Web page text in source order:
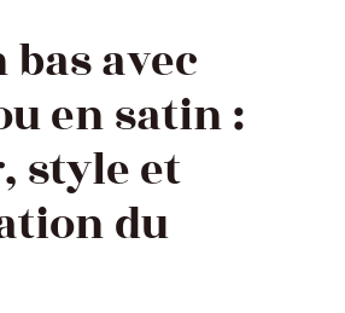
avec
en satin :
style et
du